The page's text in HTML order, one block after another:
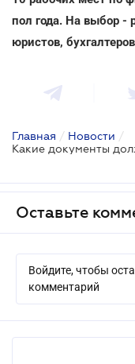
пол года. На выбор -
юристов,
Главная / Новости /
Оставьте
Войдите, чтобы
комментарий